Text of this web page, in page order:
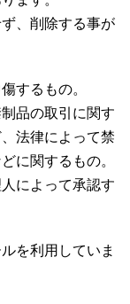
、削除する事が
するもの。
品の取引に関す
法律によって禁
に関するもの。
によって承認す
を利用していま